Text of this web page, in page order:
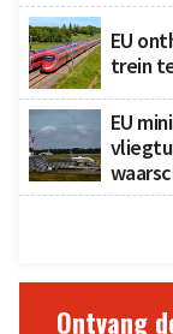
EU
trein
EU
Ontvang